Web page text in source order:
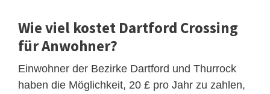
Wie viel kostet Dartford Crossing
für Anwohner?
Einwohner der Bezirke Dartford und Thurrock
haben die Möglichkeit, 20 £ pro Jahr zu zahlen,